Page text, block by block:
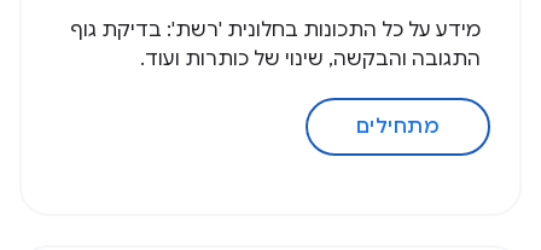
מידע על כל התכונות בחלונית 'רשת': בדיקת גוף
התגובה והבקשה, שינוי של כותרות ועוד.
מתחילים